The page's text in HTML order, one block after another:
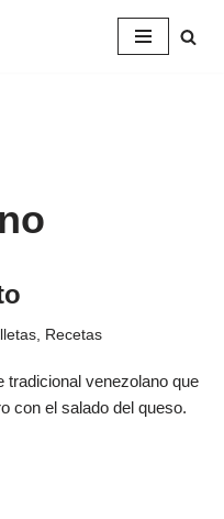
, Recetas
tradicional venezolano que
con el salado del queso.